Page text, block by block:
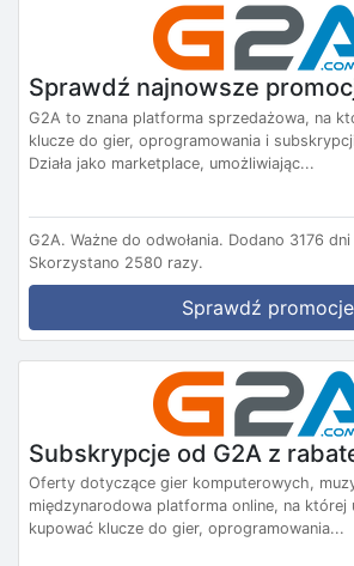
Sprawdź najnowsze
G2A to znana platforma sprzedażowa, na
klucze do gier, oprogramowania i
Działa jako marketplace, umożliwiając...
G2A. Ważne do odwołania. Dodano 3176 dni
Skorzystano 2580 razy.
Sprawdź promocje
Subskrypcje od G2A z
Oferty dotyczące gier komputerowych,
międzynarodowa platforma online, na której
kupować klucze do gier, oprogramowania...